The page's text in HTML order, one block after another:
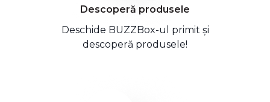
Descoperă produsele
Deschide BUZZBox-ul primit și
descoperă produsele!